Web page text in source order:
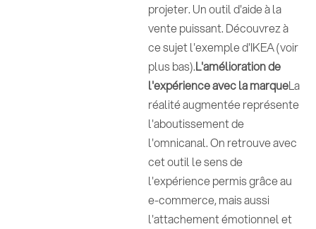
projeter. Un outil d'aide à la
vente puissant. Découvrez à
ce sujet l'exemple d'IKEA (voir
plus bas).L'amélioration de
l'expérience avec la marqueLa
réalité augmentée représente
l'aboutissement de
l'omnicanal. On retrouve avec
cet outil le sens de
l'expérience permis grâce au
e-commerce, mais aussi
l'attachement émotionnel et